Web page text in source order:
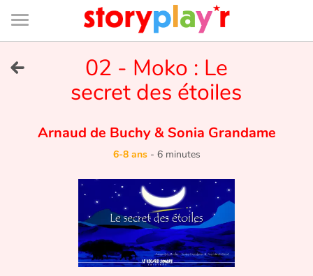
Connexion
Bibliothèque
de
page
Je me connecte
Tester gratuitement
Bibliothèque
02 - Moko : Le
secret des étoiles
Arnaud de Buchy&Sonia Grandame
6-8 ans- 6 minutes